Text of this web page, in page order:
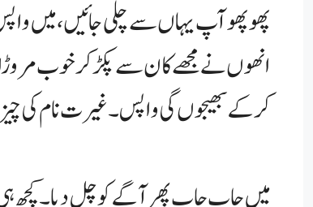
پھوپھو آپ یہاں سے چلی جائیں، میں
انھوں نے مجھے کان سے پکڑ کر خوب مروڑا
کر کے بھیجوں گی واپس۔ غیرت نام کی
میں چاپ چاپ پھر آگے کو چل دیا۔ کچھ ہی